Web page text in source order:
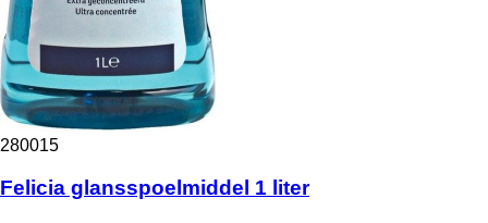
280015
Felicia glansspoelmiddel 1 liter